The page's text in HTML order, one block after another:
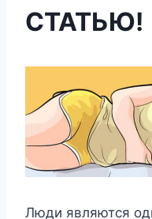
СТАТЬЮ!
Люди являются